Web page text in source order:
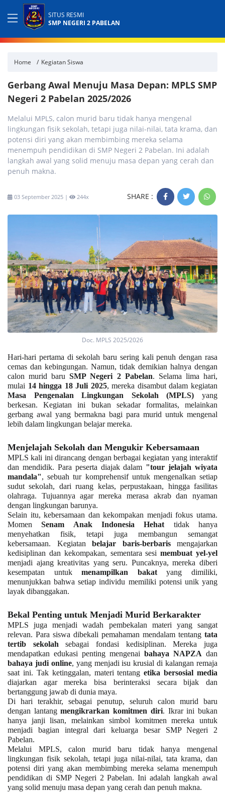
SITUS RESMI
SMP NEGERI 2 PABELAN
Home Kegiatan Siswa
Gerbang Awal Menuju Masa Depan: MPLS SMP
Negeri 2 Pabelan 2025/2026
Melalui MPLS, calon murid baru tidak hanya mengenal
lingkungan fisik sekolah, tetapi juga nilai-nilai, tata krama, dan
potensi diri yang akan membimbing mereka selama
menempuh pendidikan di SMP Negeri 2 Pabelan. Ini adalah
langkah awal yang solid menuju masa depan yang cerah dan
penuh makna.
03 September 2025 | 244x SHARE :
Doc. MPLS 2025/2026
Hari-hari pertama di sekolah baru sering kali penuh dengan rasa
cemas dan kebingungan. Namun, tidak demikian halnya dengan
calon murid baruSMP Negeri 2 Pabelan. Selama lima hari,
mulai 14 hingga 18 Juli 2025, mereka disambut dalam kegiatan
Masa Pengenalan Lingkungan Sekolah (MPLS) yang
berkesan. Kegiatan ini bukan sekadar formalitas, melainkan
gerbang awal yang bermakna bagi para murid untuk mengenal
lebih dalam lingkungan belajar mereka.
Menjelajah Sekolah dan Mengukir Kebersamaan
MPLS kali ini dirancang dengan berbagai kegiatan yang interaktif
dan mendidik. Para peserta diajak dalam "tour jelajah wiyata
mandala", sebuah tur komprehensif untuk mengenalkan setiap
sudut sekolah, dari ruang kelas, perpustakaan, hingga fasilitas
olahraga. Tujuannya agar mereka merasa akrab dan nyaman
dengan lingkungan barunya.
Selain itu, kebersamaan dan kekompakan menjadi fokus utama.
MomenSenam Anak Indonesia Hehat tidak hanya
menyehatkan fisik, tetapi juga membangun semangat
kebersamaan. Kegiatan belajar baris-berbarismengajarkan
kedisiplinan dan kekompakan, sementara sesimembuat yel-yel
menjadi ajang kreativitas yang seru. Puncaknya, mereka diberi
kesempatan untukmenampilkan bakatyang dimiliki,
menunjukkan bahwa setiap individu memiliki potensi unik yang
layak dibanggakan.
Bekal Penting untuk Menjadi Murid Berkarakter
MPLS juga menjadi wadah pembekalan materi yang sangat
relevan. Para siswa dibekali pemahaman mendalam tentang tata
tertib sekolah sebagai fondasi kedisiplinan. Mereka juga
mendapatkan edukasi penting mengenai bahaya NAPZA dan
bahaya judi online, yang menjadi isu krusial di kalangan remaja
saat ini. Tak ketinggalan, materi tentangetika bersosial media
diajarkan agar mereka bisa berinteraksi secara bijak dan
bertanggung jawab di dunia maya.
Di hari terakhir, sebagai penutup, seluruh calon murid baru
dengan lantangmengikrarkan komitmen diri. Ikrar ini bukan
hanya janji lisan, melainkan simbol komitmen mereka untuk
menjadi bagian integral dari keluarga besar SMP Negeri 2
Pabelan.
Melalui MPLS, calon murid baru tidak hanya mengenal
lingkungan fisik sekolah, tetapi juga nilai-nilai, tata krama, dan
potensi diri yang akan membimbing mereka selama menempuh
pendidikan di SMP Negeri 2 Pabelan. Ini adalah langkah awal
yang solid menuju masa depan yang cerah dan penuh makna.